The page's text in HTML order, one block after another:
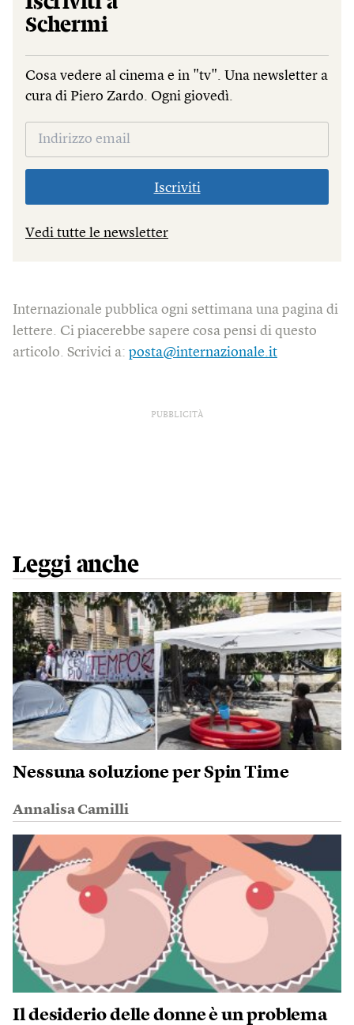
Schermi
Cosa vedere al cinema e in "tv". Una newsletter a
cura di Piero Zardo. Ogni giovedì.
Iscriviti
Vedi tutte le newsletter
Internazionale pubblica ogni settimana una pagina di
lettere. Ci piacerebbe sapere cosa pensi di questo
articolo. Scrivici a: posta@internazionale.it
PUBBLICITÀ
Leggi anche
Nessuna soluzione per Spin Time
Annalisa Camilli
Il desiderio delle donne è un problema